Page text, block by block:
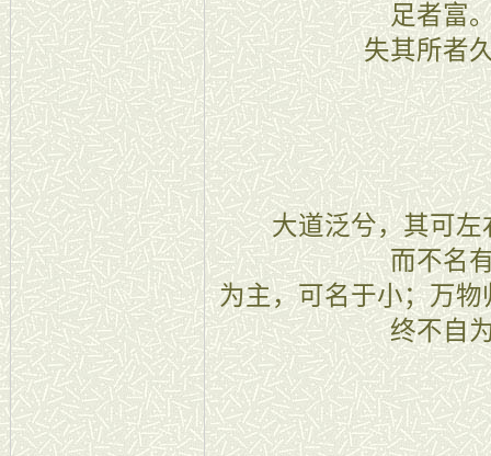
足者富
失其所者
三十四
大道泛兮，其可左右
而不名
为主，可名于小；万
终不自